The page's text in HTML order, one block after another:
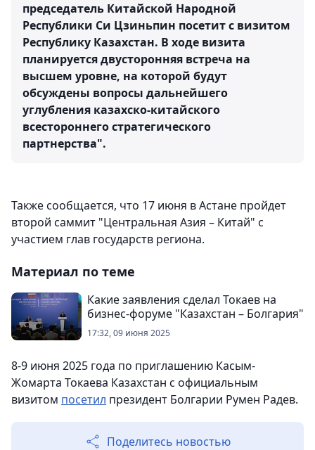
председатель Китайской Народной
Республики Си Цзиньпин посетит с визитом
Республику Казахстан. В ходе визита
планируется двусторонняя встреча на
высшем уровне, на которой будут
обсуждены вопросы дальнейшего
углубления казахско-китайского
всестороннего стратегического
партнерства".
Также сообщается, что 17 июня в Астане пройдет
второй саммит "Центральная Азия – Китай" с
участием глав государств региона.
Материал по теме
Какие заявления сделал Токаев на
бизнес-форуме "Казахстан – Болгария"
17:32, 09 июня 2025
8-9 июня 2025 года по приглашению Касым-
Жомарта Токаева Казахстан с официальным
визитом посетил президент Болгарии Румен Радев.
Поделитесь новостью